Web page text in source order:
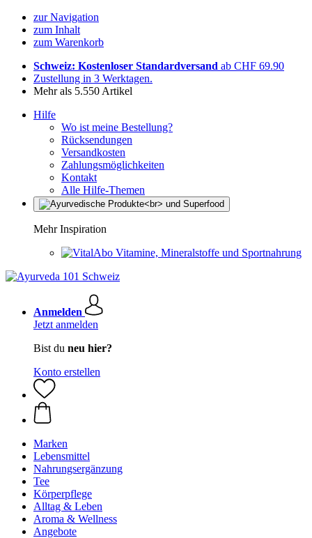
zur Navigation
zum Inhalt
zum Warenkorb
Schweiz: Kostenloser Standardversand ab CHF 69.90
Zustellung in 3 Werktagen.
Mehr als 5.550 Artikel
Hilfe
Wo ist meine Bestellung?
Rücksendungen
Versandkosten
Zahlungsmöglichkeiten
Kontakt
Alle Hilfe-Themen
Mehr Inspiration
Vitamine, Mineralstoffe und Sportnahrung
Anmelden
Jetzt anmelden
Bist du neu hier?
Konto erstellen
Marken
Lebensmittel
Nahrungsergänzung
Tee
Körperpflege
Alltag & Leben
Aroma & Wellness
Angebote